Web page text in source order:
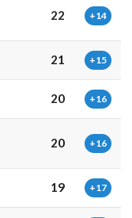
22 +14
21 +15
20 +16
20 +16
19 +17